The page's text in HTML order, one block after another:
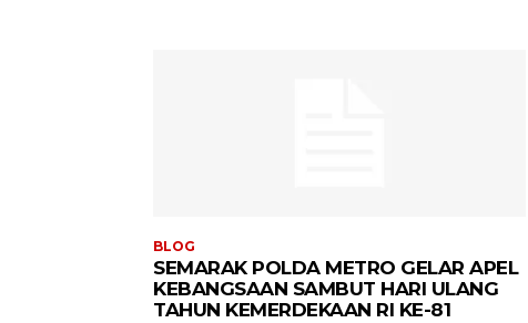
BLOG
SEMARAK POLDA METRO GELAR APEL
KEBANGSAAN SAMBUT HARI ULANG
TAHUN KEMERDEKAAN RI KE-81